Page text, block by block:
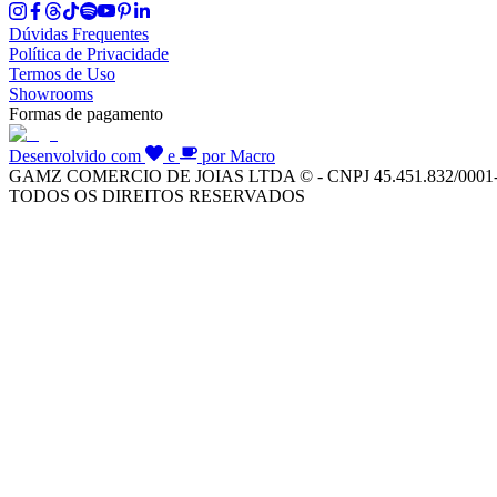
Dúvidas Frequentes
Política de Privacidade
Termos de Uso
Showrooms
Formas de pagamento
Desenvolvido com e
por Macro
GAMZ COMERCIO DE JOIAS LTDA © - CNPJ 45.451.832/
TODOS OS DIREITOS RESERVADOS